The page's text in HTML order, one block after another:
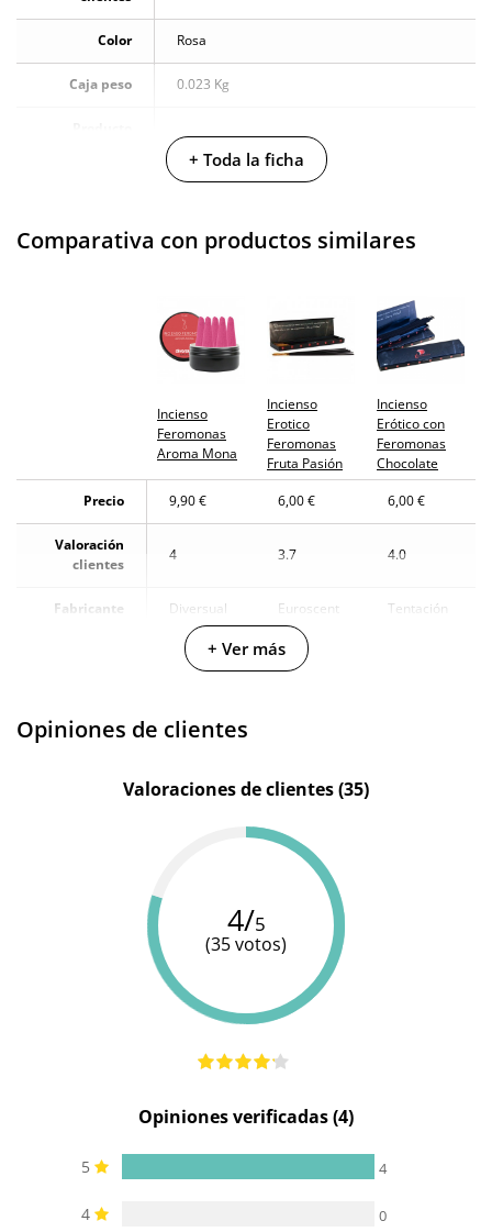
Color Rosa
Caja peso 0.023 Kg
Envío discreto Paquete discreto y sin distintivos
El martes 11 de agosto (fecha estimada)
+ Toda la ficha
Comparativa con productos similares
Incienso
Feromonas
Aroma Mona
Incienso
Erotico
Feromonas
Fruta Pasión
Incienso
Erótico con
Feromonas
Chocolate
Precio
9,90 € 6,00 € 6,00 €
Valoración
clientes
4 3.7 4.0
Fabricante Diversual Euroscent Tentación
Rosa -
+ Ver más
Opiniones de clientes
Valoraciones de clientes (35)
4/5
(35 votos)
Opiniones verificadas (4)
5 4
4 0